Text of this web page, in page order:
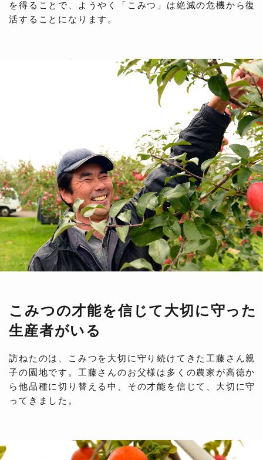
を得ることで、ようやく「こみつ」は絶滅の危機から復
活することになります。
こみつの才能を信じて大切に守った
生産者がいる
訪ねたのは、こみつを大切に守り続けてきた工藤さん親
子の園地です。工藤さんのお父様は多くの農家が高徳か
ら他品種に切り替える中、その才能を信じて、大切に守
ってきました。